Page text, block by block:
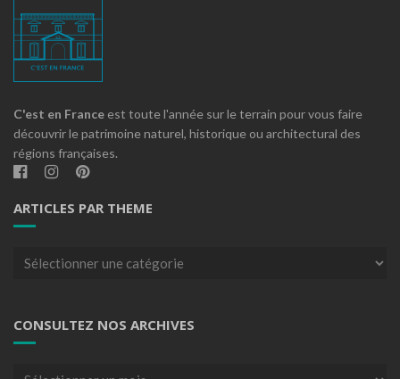
C'est en France est toute l'année sur le terrain pour vous faire
découvrir le patrimoine naturel, historique ou architectural des
régions françaises.
ARTICLES PAR THEME
Articles
CONSULTEZ NOS ARCHIVES
Consultez